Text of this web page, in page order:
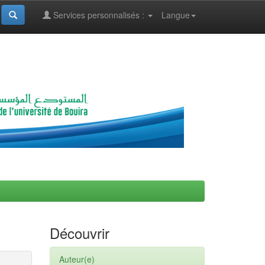
Langue
Services personnalisés :
Découvrir
Auteur(e)